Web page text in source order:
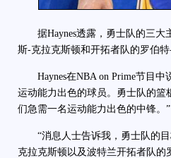
据Haynes透露，勇士队的三大
斯-克拉克斯顿和开拓者队的罗伯特
Haynes在NBA on Prime节目中
运动能力出色的球员。勇士队的
们急需一名运动能力出色的中锋。”
“消息人士告诉我，勇士队的目
克拉克斯顿以及波特兰开拓者队的